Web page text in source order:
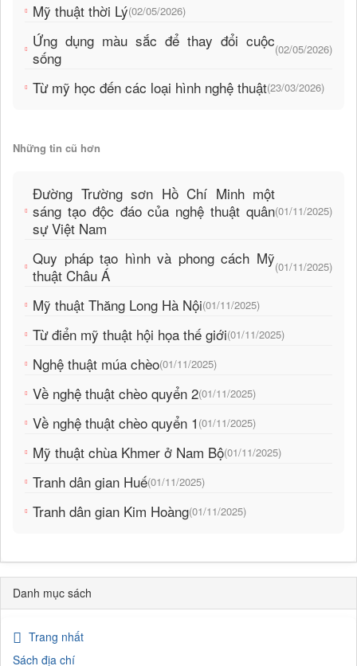
Mỹ thuật thời Lý(02/05/2026)
Ứng dụng màu sắc để thay đổi cuộc
sống
(02/05/2026)
Từ mỹ học đến các loại hình nghệ thuật(23/03/2026)
Những tin cũ hơn
Đường Trường sơn Hồ Chí Minh một
sáng tạo độc đáo của nghệ thuật quân
sự Việt Nam
(01/11/2025)
Quy pháp tạo hình và phong cách Mỹ
thuật Châu Á
(01/11/2025)
Mỹ thuật Thăng Long Hà Nội(01/11/2025)
Từ điển mỹ thuật hội họa thế giới(01/11/2025)
Nghệ thuật múa chèo(01/11/2025)
Về nghệ thuật chèo quyển 2(01/11/2025)
Về nghệ thuật chèo quyển 1 (01/11/2025)
Mỹ thuật chùa Khmer ở Nam Bộ(01/11/2025)
Tranh dân gian Huế(01/11/2025)
Tranh dân gian Kim Hoàng(01/11/2025)
Danh mục sách
Trang nhất
Sách địa chí